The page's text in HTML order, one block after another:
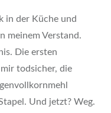
in der Küche und
meinem Verstand.
Die ersten
todsicher, die
Und jetzt? Weg.